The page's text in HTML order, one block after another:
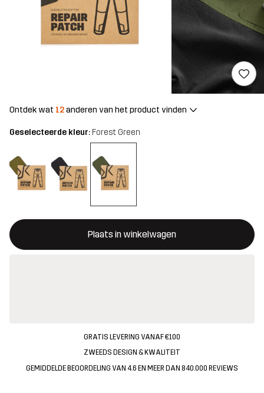
Ontdek wat 12anderen van het product vinden
Geselecteerde kleur: Forest Green
Plaats in winkelwagen
Deze knop opent een modal met de bevestiging van een
{{size}} niet beschikbaar
GRATIS LEVERING VANAF €100
ZWEEDS DESIGN & KWALITEIT
GEMIDDELDE BEOORDELING VAN 4.6 EN MEER DAN 840.000 REVIEWS